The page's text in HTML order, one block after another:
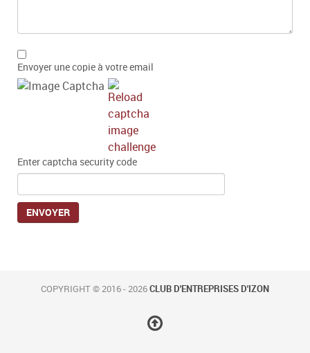
Envoyer une copie à votre email
Enter captcha security code
ENVOYER
COPYRIGHT © 2016 - 2026 CLUB D'ENTREPRISES D'IZON